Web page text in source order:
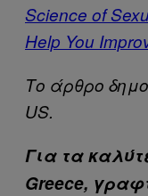
Science of
Help You
Το άρθρο
US.
Για τα
Greece,